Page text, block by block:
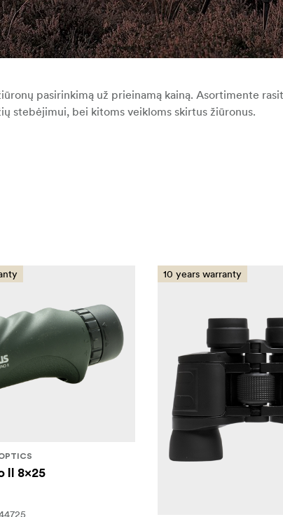
pasirinkimą už prieinamą kainą. Asortimente
stebėjimui, bei kitoms veikloms skirtus žiūronus.
II 8x25
10 years warranty